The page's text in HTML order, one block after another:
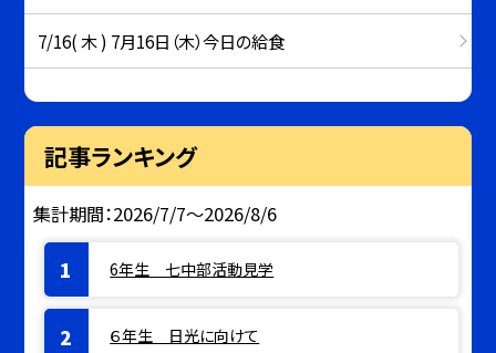
7/16( 木 ) 7月16日（木）今日の給食
記事ランキング
集計期間：2026/7/7～2026/8/6
6年生 七中部活動見学
６年生 日光に向けて